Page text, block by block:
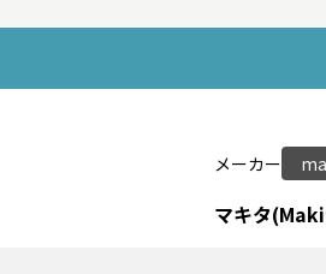
メーカー
マキタ